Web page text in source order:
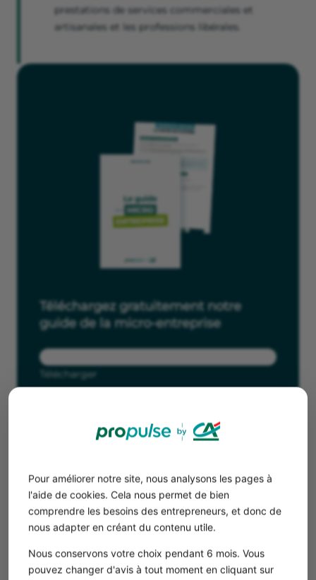
Pour améliorer notre site, nous analysons les pages à
l'aide de cookies. Cela nous permet de bien
comprendre les besoins des entrepreneurs, et donc de
nous adapter en créant du contenu utile.
Nous conservons votre choix pendant 6 mois. Vous
pouvez changer d'avis à tout moment en cliquant sur
prestations de services commerciales et
artisanales et les professions libérales.
Téléchargez gratuitement notre
guide de la micro-entreprise
Télécharger
Étape 3 : valider votre déclaration auto-
montant de vos cotisations de micro-entrepreneur :
Les cotisations socialesqui vous assurent une
protection sociale (maladie, retraite…) ;
La contribution à la formation professionnelle (CFP)
qui permet de vous former ;
La taxe pour frais de chambre consulairequi finance